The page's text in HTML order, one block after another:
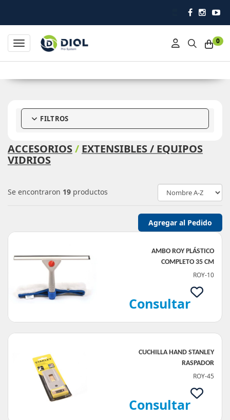
Impulsando la higiene
0
Toggle navigation
FILTROS
ACCESORIOS/ EXTENSIBLES / EQUIPOS
VIDRIOS
Se encontraron 19 productos
AMBO ROY PLÁSTICO
COMPLETO 35 CM
ROY-10
Consultar
CUCHILLA HAND STANLEY
RASPADOR
ROY-45
Consultar